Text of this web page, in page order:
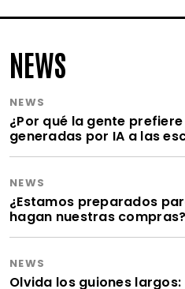
NEWS
NEWS
¿Por qué la gente
generadas por IA a las
NEWS
¿Estamos preparados
hagan nuestras compras?
NEWS
Olvida los guiones